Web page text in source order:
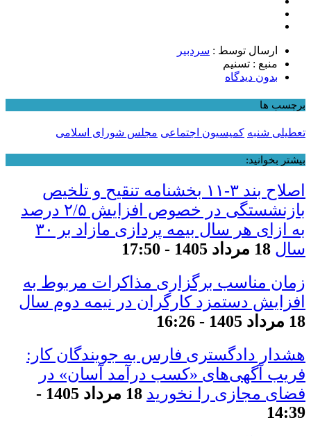
ارسال توسط : سردبیر
منبع : تسنیم
بدون دیدگاه
برچسب ها
تعطیلی شنبه کمیسیون اجتماعی مجلس شورای اسلامی
بیشتر بخوانید:
اصلاح بند ۳‏-۱۱ بخشنامه تنقیح و تلخیص
بازنشستگی در خصوص افزایش ۵‏‏‏‏‏‏‏‏‏/۲ درصد
سال 18 مرداد 1405 - 17:50
زمان مناسب برگزاری مذاکرات مربوط به
افزایش دستمزد کارگران در نیمه دوم سال
18 مرداد 1405 - 16:26
هشدار دادگستری فارس به جویندگان کار:
فریب آگهی‌های «کسب درآمد آسان» در
فضای مجازی را نخورید
18 مرداد 1405 -
14:39